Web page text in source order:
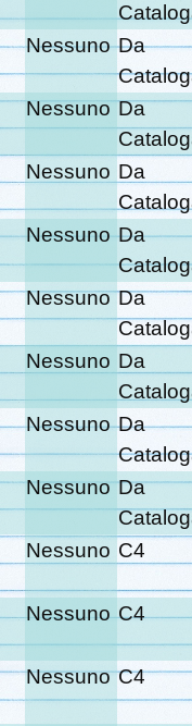
NessunoDa
NessunoDa
Nessuno Da
NessunoDa
NessunoDa
Nessuno Da
NessunoDa
NessunoDa
Nessuno C4
NessunoC4
NessunoC4